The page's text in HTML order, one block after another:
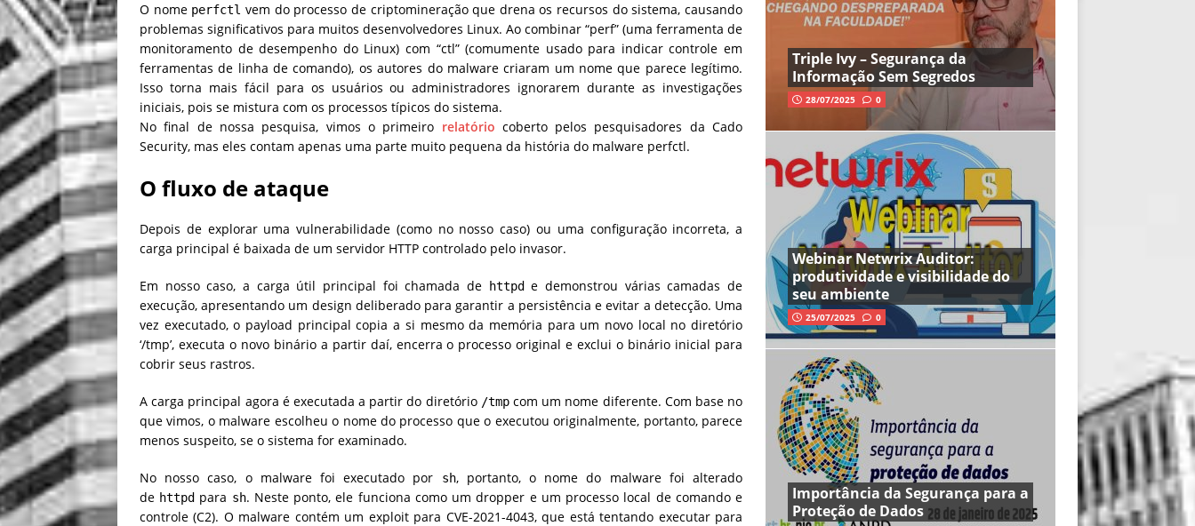
O nome perfctl vem do processo de criptomineração que drena os recursos do sistema, causando
problemas significativos para muitos desenvolvedores Linux. Ao combinar “perf” (uma ferramenta de
monitoramento de desempenho do Linux) com “ctl” (comumente usado para indicar controle em
ferramentas de linha de comando), os autores do malware criaram um nome que parece legítimo.
Isso torna mais fácil para os usuários ou administradores ignorarem durante as investigações
iniciais, pois se mistura com os processos típicos do sistema.
No final de nossa pesquisa, vimos o primeiro relatório coberto pelos pesquisadores da Cado
Security, mas eles contam apenas uma parte muito pequena da história do malware perfctl.
O fluxo de ataque
Depois de explorar uma vulnerabilidade (como no nosso caso) ou uma configuração incorreta, a
carga principal é baixada de um servidor HTTP controlado pelo invasor.
Em nosso caso, a carga útil principal foi chamada de httpde demonstrou várias camadas de
execução, apresentando um design deliberado para garantir a persistência e evitar a detecção. Uma
vez executado, o payload principal copia a si mesmo da memória para um novo local no diretório
‘/tmp’, executa o novo binário a partir daí, encerra o processo original e exclui o binário inicial para
cobrir seus rastros.
A carga principal agora é executada a partir do diretório /tmpcom um nome diferente. Com base no
que vimos, o malware escolheu o nome do processo que o executou originalmente, portanto, parece
menos suspeito, se o sistema for examinado.
No nosso caso, o malware foi executado por sh, portanto, o nome do malware foi alterado
de httpd para sh. Neste ponto, ele funciona como um dropper e um processo local de comando e
controle (C2). O malware contém um exploit para CVE-2021-4043, que está tentando executar para
Triple Ivy – Segurança da
Informação Sem Segredos
28/07/2025 0
Webinar Netwrix Auditor:
produtividade e visibilidade do
seu ambiente
25/07/2025 0
Importância da Segurança para a
Proteção de Dados